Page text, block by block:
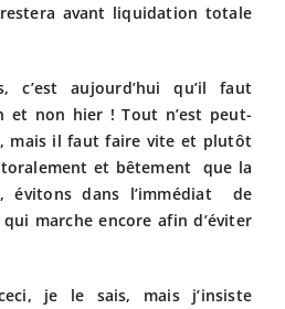
avant liquidation totale
c’est aujourd’hui qu’il faut
et non hier ! Tout n’est peut-
mais il faut faire vite et plutôt
et bêtement que la
évitons dans l’immédiat de
marche encore afin d’éviter
je le sais, mais j’insiste